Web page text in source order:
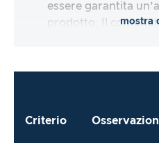
essere garantita
prodotto. Il
mostra
Criterio